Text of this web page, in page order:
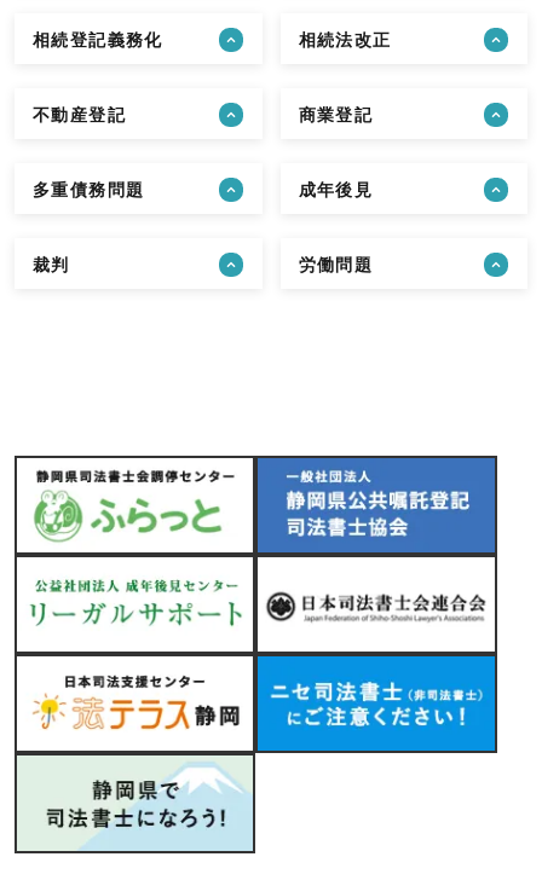
相続登記義務化 相続法改正
不動産登記 商業登記
多重債務問題 成年後見
裁判 労働問題